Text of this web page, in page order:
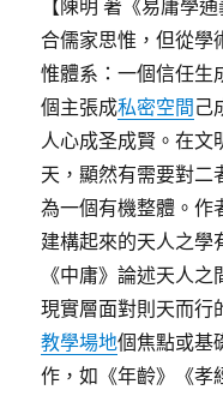
【陳明 著《易庸學
合儒家思惟，但從學
惟體系：一個信任生
個主張成私密空間 己
人心成圣成賢。在文
天，顯然有需要對二
為一個有機整體。作
建構起來的天人之學
《中庸》論述天人
現實層面對則天而行
教學場地個焦點或基
作，如《年齡》《孝